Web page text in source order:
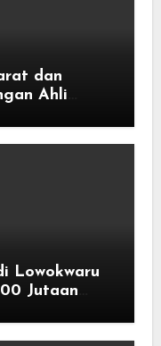
dan
Ahli
Lowokwaru
Jutaan